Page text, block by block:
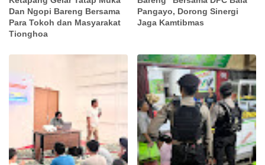
Dan Ngopi Bareng Bersama
Para Tokoh dan Masyarakat
Tionghoa
Pangayo, Dorong Sinergi
Jaga Kamtibmas